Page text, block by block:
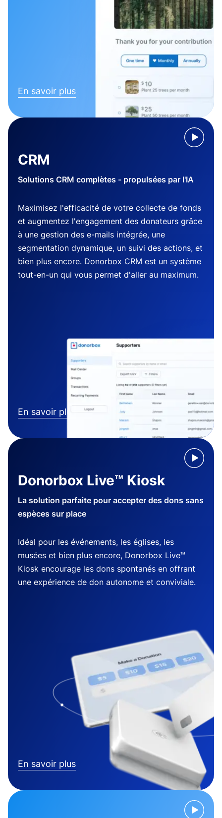
En savoir plus
CRM
Solutions CRM complètes - propulsées par l'IA
Maximisez l'efficacité de votre collecte de fonds
et augmentez l'engagement des donateurs grâce
à une gestion des e-mails intégrée, une
segmentation dynamique, un suivi des actions, et
bien plus encore. Donorbox CRM est un système
tout-en-un qui vous permet d'aller au maximum.
En savoir plus
Donorbox Live™ Kiosk
La solution parfaite pour accepter des dons sans
espèces sur place
Idéal pour les événements, les églises, les
musées et bien plus encore, Donorbox Live™
Kiosk encourage les dons spontanés en offrant
une expérience de don autonome et conviviale.
En savoir plus